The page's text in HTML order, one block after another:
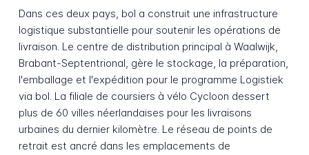
Dans ces deux pays, bol a construit une infrastructure
logistique substantielle pour soutenir les opérations de
livraison. Le centre de distribution principal à Waalwijk,
Brabant-Septentrional, gère le stockage, la préparation,
l'emballage et l'expédition pour le programme Logistiek
via bol. La filiale de coursiers à vélo Cycloon dessert
plus de 60 villes néerlandaises pour les livraisons
urbaines du dernier kilomètre. Le réseau de points de
retrait est ancré dans les emplacements de